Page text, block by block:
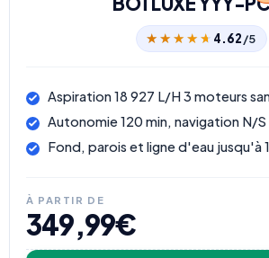
★★★★★
★★★★★ 4.62/5
Aspiration 18 927 L/H 3 moteurs
Autonomie 120 min, navigation N/S
Fond, parois et ligne d'eau jusqu'à
À PARTIR DE
349,99€